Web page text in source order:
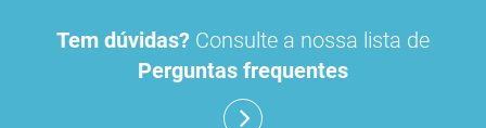
Tem dúvidas? Consulte a nossa lista de
Perguntas frequentes